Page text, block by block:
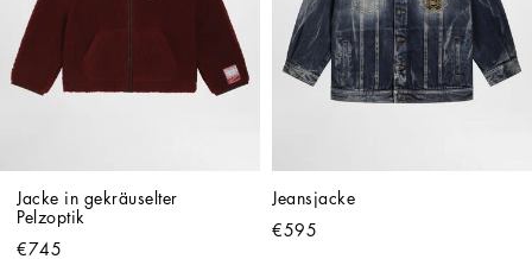
Jacke in gekräuselter
Pelzoptik
€745
Jeansjacke
€595